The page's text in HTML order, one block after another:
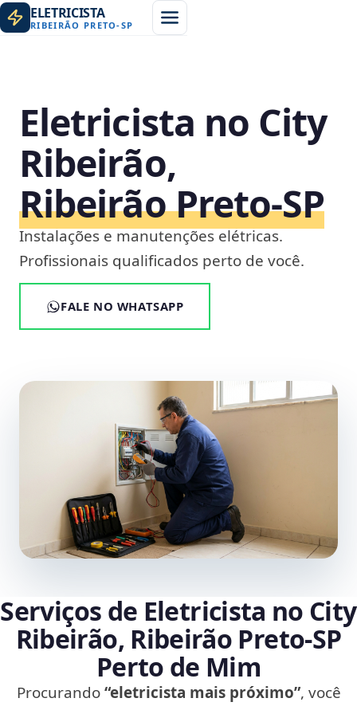
ELETRICISTA
RIBEIRÃO PRETO-SP
Eletricista no City
Ribeirão,
Ribeirão Preto‑SP
Instalações e manutenções elétricas.
Profissionais qualificados perto de você.
FALE NO WHATSAPP
Serviços de Eletricista no City
Ribeirão, Ribeirão Preto‑SP
Perto de Mim
Procurando“eletricista mais próximo”, você